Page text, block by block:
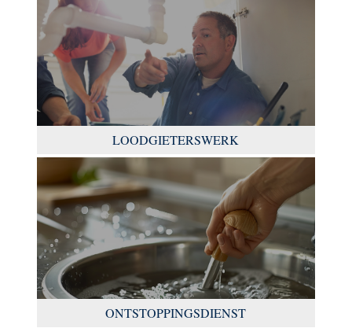
LOODGIETERSWERK
ONTSTOPPINGSDIENST